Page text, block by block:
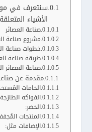
سنتعرف في
الأشياء
صناعة العصائر
مشروع صناعة
خطوات صناعة
طريقة صناعة
صناعة العصائر
مقدمة عن
الخامات
الفواكه
الخضر:
المنتجات
الإضافات مثل: